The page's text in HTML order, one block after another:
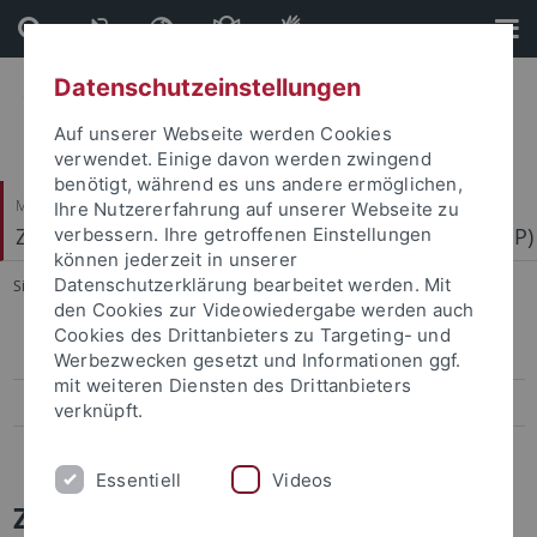
Direkt
zum
Inhalt
Direkt
zur
Fußleiste
Mathematisch-Naturwissenschaftliche Fakultät
Zentrum für Molekularbiologie der Pflanzen (ZMBP)
Sie sind hier: Startseite ... News Archiv
Papers
Press-Activities-Colloquia
ZMBP News and Colloquia Archive
Datenschutzeinstellungen
Auf unserer Webseite werden Cookies
verwendet. Einige davon werden zwingend
benötigt, während es uns andere ermöglichen,
Ihre Nutzererfahrung auf unserer Webseite zu
verbessern. Ihre getroffenen Einstellungen
können jederzeit in unserer
Datenschutzerklärung bearbeitet werden. Mit
den Cookies zur Videowiedergabe werden auch
Cookies des Drittanbieters zu Targeting- und
Werbezwecken gesetzt und Informationen ggf.
mit weiteren Diensten des Drittanbieters
verknüpft.
Essentiell Videos